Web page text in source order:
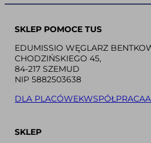
SKLEP POMOCE TUS
EDUMISSIO WĘGLARZ
CHODZIŃSKIEGO 45,
84-217 SZEMUD
NIP 5882503638
DLA PLACÓWEKWSPÓŁPRACA
SKLEP